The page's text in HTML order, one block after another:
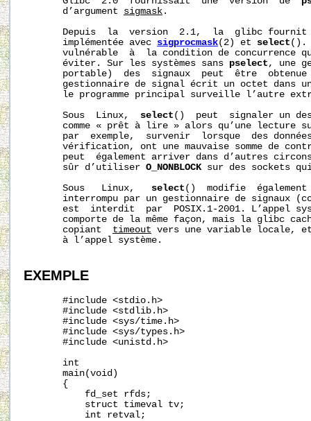
       d’argument
sigmask .
Depuis  la  version  2.1,  la  glibc
       implémentée avec
sigprocmask(2) et select ().
vulnérable  à  la condition de concurrence
       éviter. Sur les systèmes sans
pselect , une
portable)  des  signaux  peut  être
gestionnaire de signal écrit un octet dans
le programme principal surveille l’autre
       Sous  Linux,
select ()  peut  signaler un
comme « prêt à lire » alors qu’une lecture
par  exemple,  survenir  lorsque  des
vérification, ont une mauvaise somme de
peut  également arriver dans d’autres
       sûr d’utiliser
O_NONBLOCK sur des sockets
       Sous   Linux,
select ()  modifie
interrompu par un gestionnaire de signaux
est  interdit  par  POSIX.1-2001. L’appel
comporte de la même façon, mais la glibc
       copiant
timeout vers une variable locale,
       à l’appel système.
EXEMPLE
       #include <stdio.h>
       #include <stdlib.h>
       #include <sys/time.h>
       #include <sys/types.h>
       #include <unistd.h>
       int
       main(void)
       {
           fd_set rfds;
           struct timeval tv;
           int retval;